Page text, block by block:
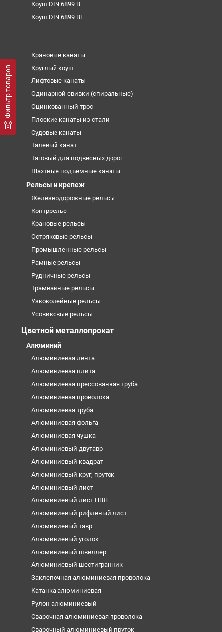
Фильтр товаров
Коуш DIN 6899 B
Коуш DIN 6899 BF
Крановые канаты
Круглый коуш
Лифтовые канаты
Одинарной свивки (спиральные)
Оцинкованный трос
Плоские канаты из стали
Судовые канаты
Талевый канат
Тяговый для подвесных дорог
Шахтные подъемные канаты
Рельсы и крепеж
Железнодорожные рельсы
Контррельс
Крановые рельсы
Остряковые рельсы
Промышленные рельсы
Рамные рельсы
Рудничные рельсы
Трамвайные рельсы
Узкоколейные рельсы
Усовиковые рельсы
Цветной металлопрокат
Алюминий
Алюминиевая лента
Алюминиевая плита
Алюминиевая прессованная труба
Алюминиевая проволока
Алюминиевая труба
Алюминиевая фольга
Алюминиевая чушка
Алюминиевый двутавр
Алюминиевый квадрат
Алюминиевый круг, пруток
Алюминиевый лист
Алюминиевый лист ПВЛ
Алюминиевый рифленый лист
Алюминиевый тавр
Алюминиевый уголок
Алюминиевый швеллер
Алюминиевый шестигранник
Заклепочная алюминиевая проволока
Катанка алюминиевая
Рулон алюминиевый
Сварочная алюминиевая проволока
Сварочный алюминиевый пруток